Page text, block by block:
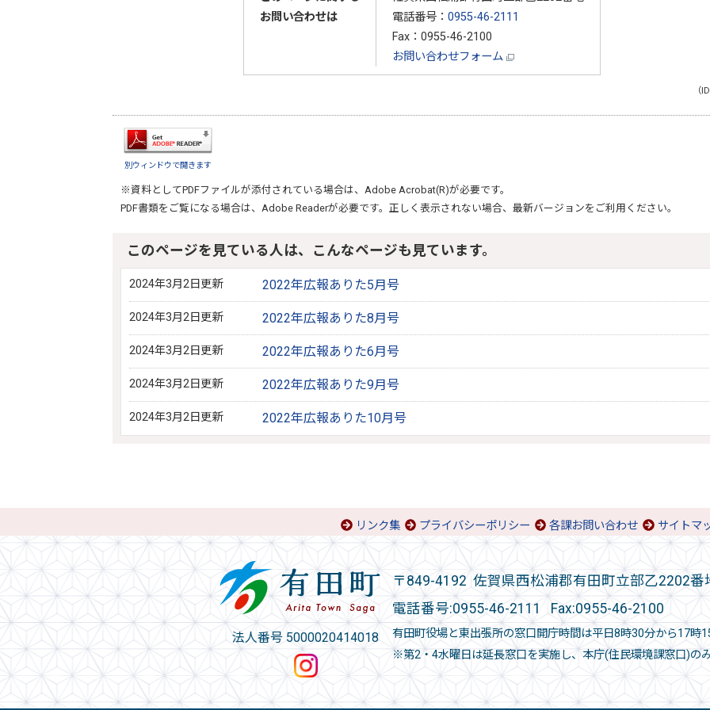
お問い合わせは
電話番号： 0955-46-2111
Fax：0955-46-2100
お問い合わせフォーム
（
別ウィンドウで開きます
※資料としてPDFファイルが添付されている場合は、 Adobe Acrobat(R)が必要です。
PDF書類をご覧になる場合は、 Adobe Readerが必要です。正しく表示されない場合、最新バージョンをご利用ください。
このページを見ている人は、こんなページも見ています。
2024年3月2日更新 2022年広報ありた5月号
2024年3月2日更新 2022年広報ありた8月号
2024年3月2日更新 2022年広報ありた6月号
2024年3月2日更新 2022年広報ありた9月号
2024年3月2日更新 2022年広報ありた10月号
リンク集 プライバシーポリシー 各課お問い合わせ サイトマ
法人番号 5000020414018
〒849-4192 佐賀県西松浦郡有田町立部乙2202番
電話番号:0955-46-2111 Fax:0955-46-2100
有田町役場と東出張所の窓口開庁時間は平日8時30分から17時
※第2・4水曜日は延長窓口を実施し、本庁(住民環境課窓口)の